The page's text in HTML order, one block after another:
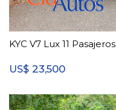
KYC V7 Lux 11 Pasajeros
US$ 23,500